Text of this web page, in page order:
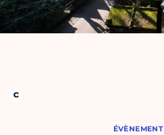
ÉVÈNEMENT